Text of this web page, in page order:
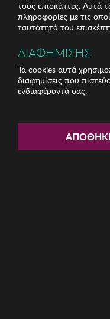
Γυναικεία
τους επισκέπτες. Αυτά
πληροφορίες με τις
ταυτότητά του
ΔΙΑΦΗΜΙΣΗΣ
Τα cookies αυτά
διαφημίσεις που
ενδιαφέροντά σας.